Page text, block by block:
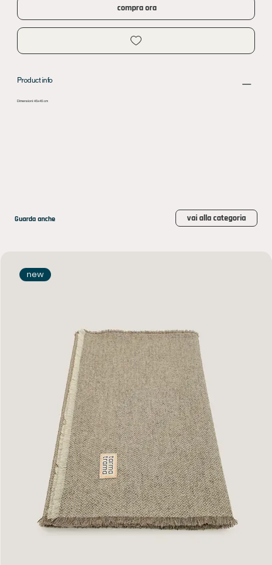
compra ora
Product info
Dimensioni: 45x45 cm
Guarda anche vai alla categoria
new